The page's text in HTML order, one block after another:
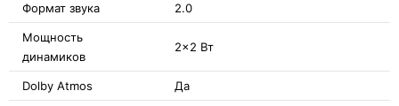
Формат звука 2.0
Мощность
динамиков
2x2 Вт
Dolby Atmos Да